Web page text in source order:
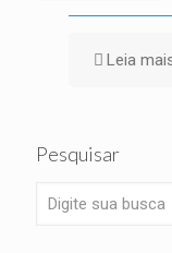
Leia
Pesquisar